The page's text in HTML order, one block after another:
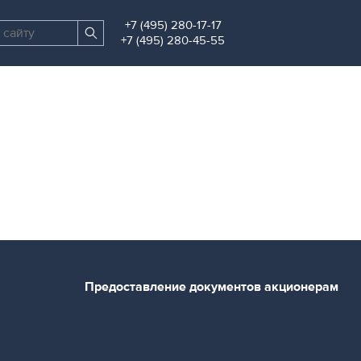
Поиск
по
Найти
+7 (495) 280-17-17
+7 (495) 280-45-55
Предоставление документов акционерам